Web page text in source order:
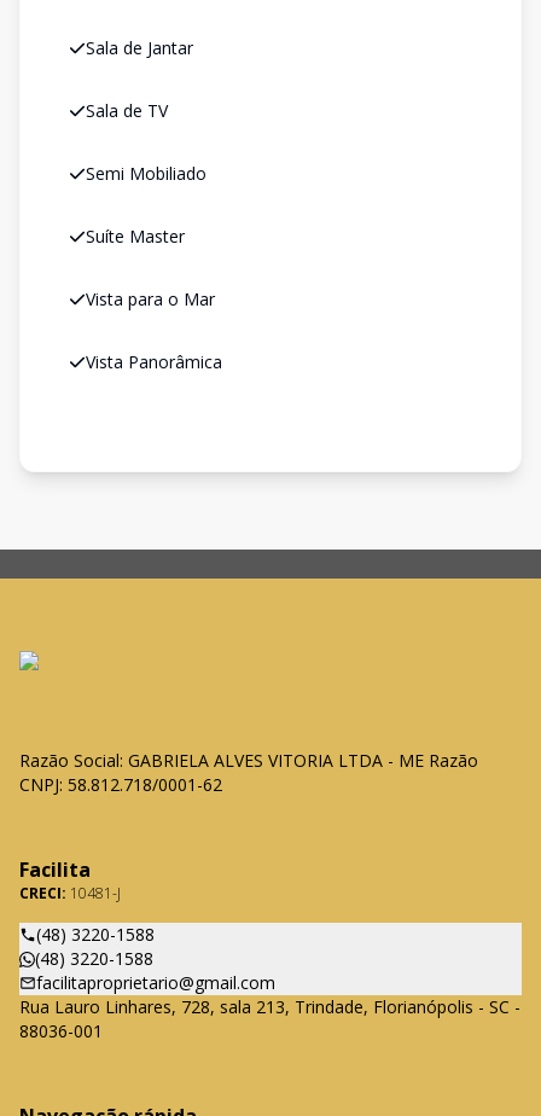
Sala de Jantar
Sala de TV
Semi Mobiliado
Suíte Master
Vista para o Mar
Vista Panorâmica
Razão Social: GABRIELA ALVES VITORIA LTDA - ME Razão
CNPJ: 58.812.718/0001-62
Facilita
CRECI: 10481-J
(48) 3220-1588
(48) 3220-1588
facilitaproprietario@gmail.com
Rua Lauro Linhares, 728, sala 213, Trindade, Florianópolis - SC -
88036-001